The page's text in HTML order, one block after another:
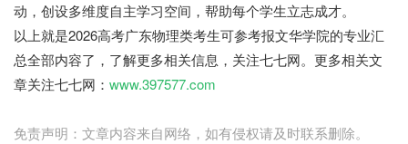
动，创设多维度自主学习空间，帮助每个学生立志成才。
以上就是2026高考广东物理类考生可参考报文华学院的专业汇
总全部内容了，了解更多相关信息，关注七七网。更多相关文
章关注七七网： www.397577.com
免责声明：文章内容来自网络，如有侵权请及时联系删除。